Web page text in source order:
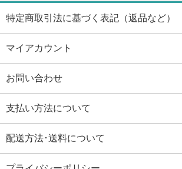
特定商取引法に基づく表記（返品など）
マイアカウント
お問い合わせ
支払い方法について
配送方法･送料について